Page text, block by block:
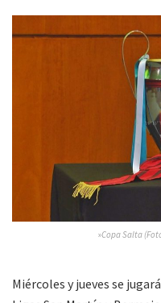
»Copa Salta
Miércoles y jueves se